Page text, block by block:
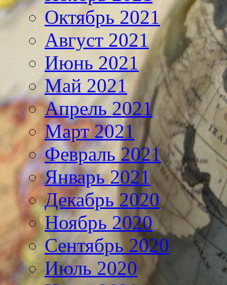
Октябрь 2021
Август 2021
Июнь 2021
Май 2021
Апрель 2021
Март 2021
Февраль 2021
Январь 2021
Декабрь 2020
Ноябрь 2020
Сентябрь 2020
Июль 2020